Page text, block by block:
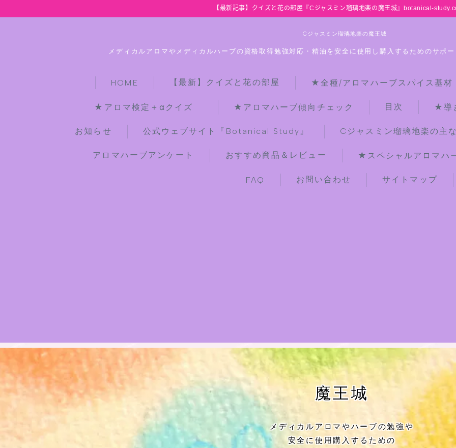
【最新記事】クイズと花の部屋『Cジャスミン瑠璃地楽の魔王城』botanical-
Cジャスミン瑠璃地楽の魔王城
メディカルアロマやメディカルハーブの資格取得勉強対応・精油を安全に使用し購入するためのサポ
HOME 【最新】クイズと花の部屋 ★全種/アロマハーブスパイス基
★アロマ検定＋αクイズ ★アロマハーブ傾向チェック 目次 ★導
お知らせ 公式ウェブサイト『Botanical Study』 Cジャスミン瑠璃地楽の主
アロマハーブアンケート おすすめ商品＆レビュー ★スペシャルアロマハ
FAQ お問い合わせ サイトマップ
【最新】クイズと花の部屋
★全種/アロマハーブスパイス基材 プ
お知らせ
公式ウェブサイト『Botanical Study』
Cジャスミン瑠璃地楽の主な活動先リン
ク集
魔王城
メディカルアロマやハーブの勉強や
安全に使用購入するための